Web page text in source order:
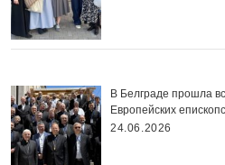
В Белграде прошла
Европейских
24.06.2026